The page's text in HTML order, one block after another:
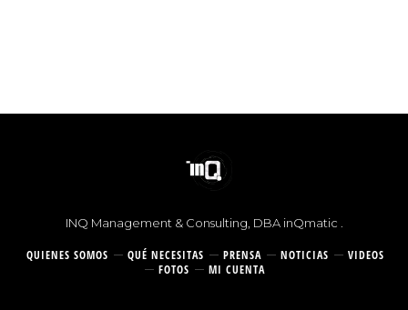
INQ Management & Consulting, DBA inQmatic .
QUIENES SOMOS QUÉ NECESITAS PRENSA NOTICIAS
VIDEOS
FOTOS
MI CUENTA